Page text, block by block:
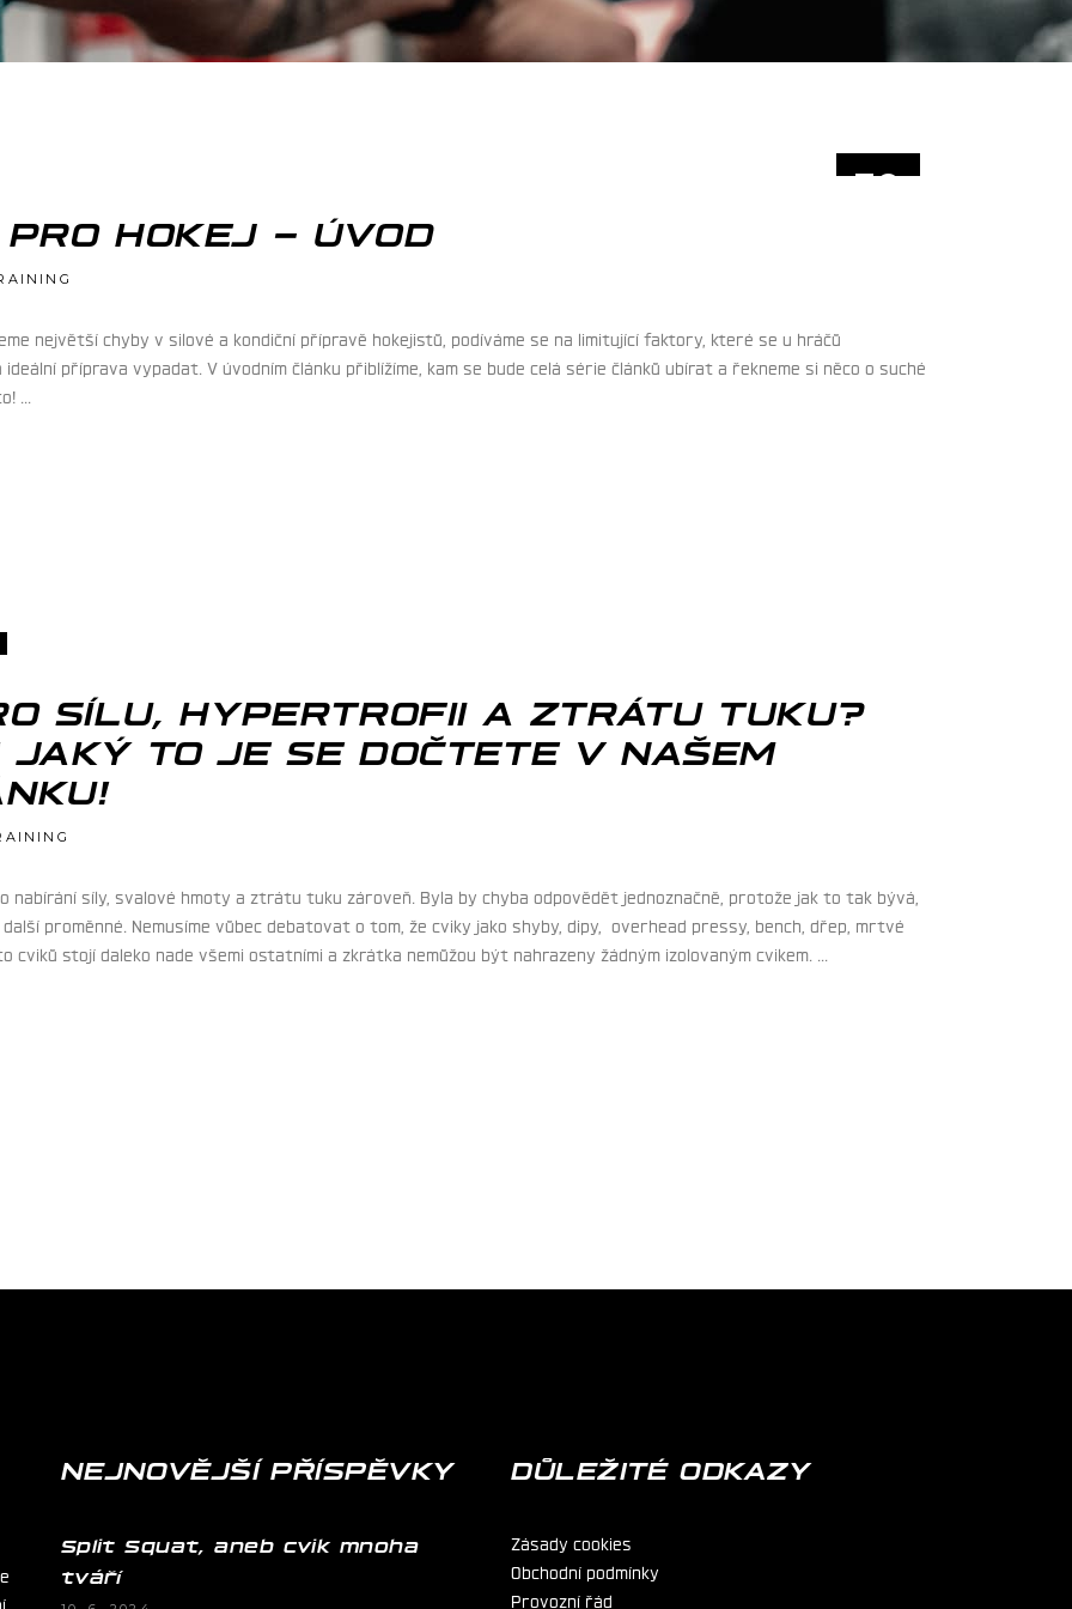
30
HOKEJ – ÚVOD
největší chyby v silové a kondiční přípravě hokejistů, podíváme se na limitující faktory, které se u hráčů
příprava vypadat. V úvodním článku přiblížíme, kam se bude celá série článků ubírat a řekneme si něco o suché
SÍLU, HYPERTROFII A ZTRÁTU TUKU?
JAKÝ TO JE SE DOČTETE V NAŠEM
nabírání síly, svalové hmoty a ztrátu tuku zároveň. Byla by chyba odpovědět jednoznačně, protože jak to tak bývá,
proměnné. Nemusíme vůbec debatovat o tom, že cviky jako shyby, dipy, overhead pressy, bench, dřep, mrtvé
stojí daleko nade všemi ostatními a zkrátka nemůžou být nahrazeny žádným izolovaným cvikem.
NEJNOVĚJŠÍ PŘÍSPĚVKY
Split Squat, aneb cvik mnoha
tváří
DŮLEŽITÉ ODKAZY
Zásady cookies
Obchodní podmínky
Provozní řád